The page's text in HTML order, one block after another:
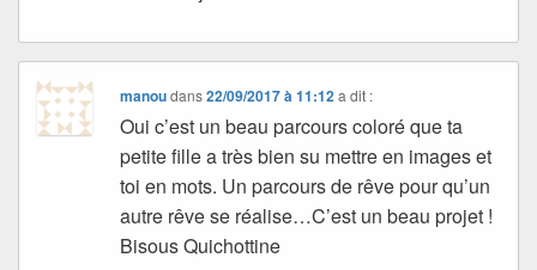
manoudans22/09/2017 à 11:12 a dit :
Oui c’est un beau parcours coloré que ta
petite fille a très bien su mettre en images et
toi en mots. Un parcours de rêve pour qu’un
autre rêve se réalise…C’est un beau projet !
Bisous Quichottine